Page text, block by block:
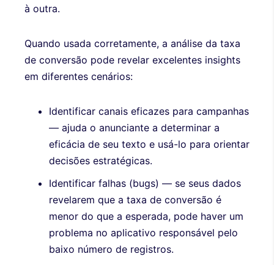
à outra.
Quando usada corretamente, a análise da taxa
de conversão pode revelar excelentes insights
em diferentes cenários:
Identificar canais eficazes para campanhas
— ajuda o anunciante a determinar a
eficácia de seu texto e usá-lo para orientar
decisões estratégicas.
Identificar falhas (bugs) — se seus dados
revelarem que a taxa de conversão é
menor do que a esperada, pode haver um
problema no aplicativo responsável pelo
baixo número de registros.